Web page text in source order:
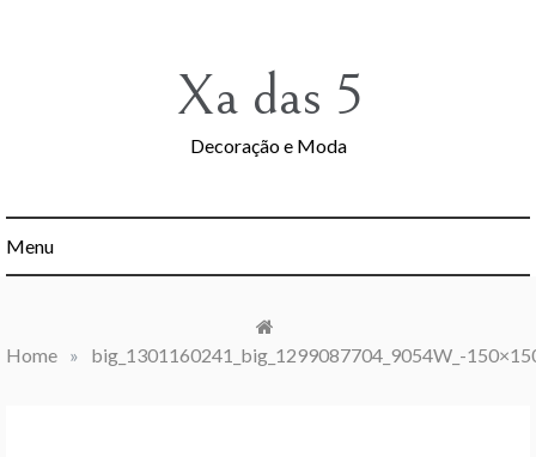
Xa das 5
Decoração e Moda
Menu
Home » big_1301160241_big_1299087704_9054W_-